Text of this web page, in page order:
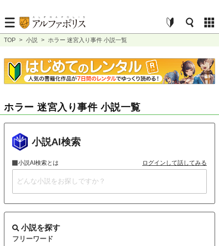
TOP > 小説 > ホラー 迷宮入り事件 小説一覧
ホラー 迷宮入り事件 小説一覧
小説AI検索
小説AI検索とは ログインして話してみる
小説を探す
フリーワード